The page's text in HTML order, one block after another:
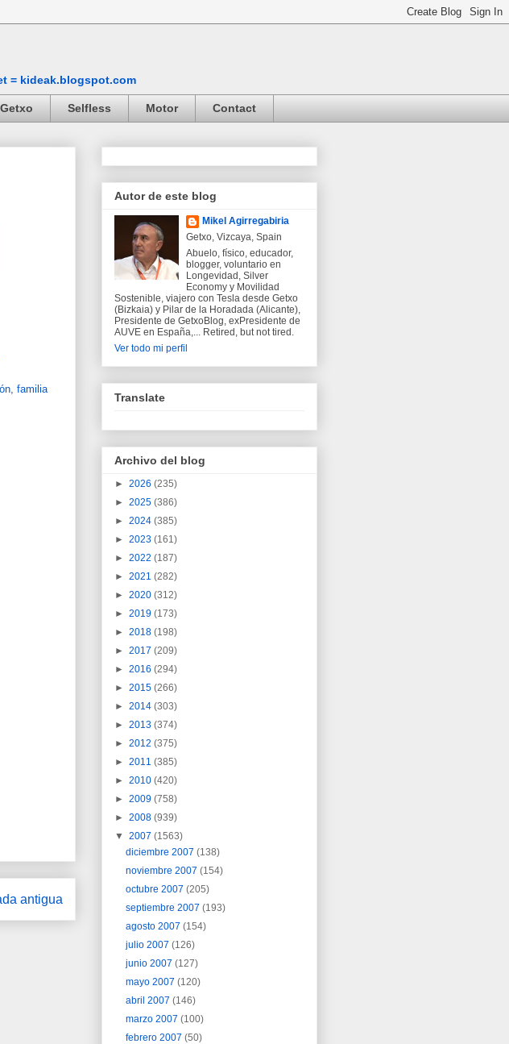
= kideak.blogspot.com
Getxo Selfless Motor Contact
, familia
antigua
Autor de este blog
Mikel Agirregabiria
Getxo, Vizcaya, Spain
Abuelo, físico, educador,
blogger, voluntario en
Longevidad, Silver
Economy y Movilidad
Sostenible, viajero con Tesla desde Getxo
(Bizkaia) y Pilar de la Horadada (Alicante),
Presidente de GetxoBlog, exPresidente de
AUVE en España,... Retired, but not tired.
Ver todo mi perfil
Translate
Archivo del blog
► 2026 (235)
► 2025 (386)
► 2024 (385)
► 2023 (161)
► 2022 (187)
► 2021 (282)
► 2020 (312)
► 2019 (173)
► 2018 (198)
► 2017 (209)
► 2016 (294)
► 2015 (266)
► 2014 (303)
► 2013 (374)
► 2012 (375)
► 2011 (385)
► 2010 (420)
► 2009 (758)
► 2008 (939)
▼ 2007 (1563)
diciembre 2007(138)
noviembre 2007(154)
octubre 2007(205)
septiembre 2007(193)
agosto 2007(154)
julio 2007(126)
junio 2007(127)
mayo 2007(120)
abril 2007(146)
marzo 2007(100)
febrero 2007(50)